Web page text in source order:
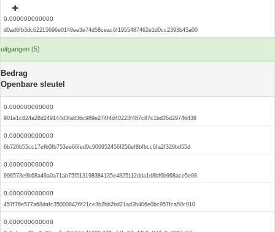
0.000000000000
d0ad8fb3dc62215696e0148ee3e74d58ceac6f1955487462e1d0cc2393b45a00
uitgangen (5)
Bedrag
Openbare sleutel
0.000000000000
901e1c824a28d249144d3fa836c989e274f4d40223f487c87c1bd35d29746438
0.000000000000
6b720b55cc17efb0fb753ee66fed9c906952456f256ef8bfbcc6fa2f329bd55d
0.000000000000
996573e9b68a49a0a71ab75f513198384135e4825112dda1d8bf6b968ace5e08
0.000000000000
457f76e577a68dafc350008426f21ce3b2bb2bd21ad3b406e0bc957fca50c010
0.000000000000